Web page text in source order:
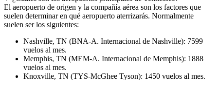
El aeropuerto de origen y la compañía aérea son los factores que
suelen determinar en qué aeropuerto aterrizarás. Normalmente
suelen ser los siguientes:
Nashville, TN (BNA-A. Internacional de Nashville): 7599
vuelos al mes.
Memphis, TN (MEM-A. Internacional de Memphis): 1888
vuelos al mes.
Knoxville, TN (TYS-McGhee Tyson): 1450 vuelos al mes.